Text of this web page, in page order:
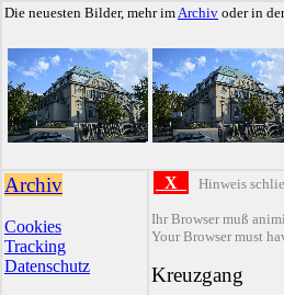
Die neuesten Bilder, mehr imArchiv oder in
Archiv
Cookies
Tracking
Datenschutz
X Hinweis
Ihr Browser muß
Your Browser must
Kreuzgang